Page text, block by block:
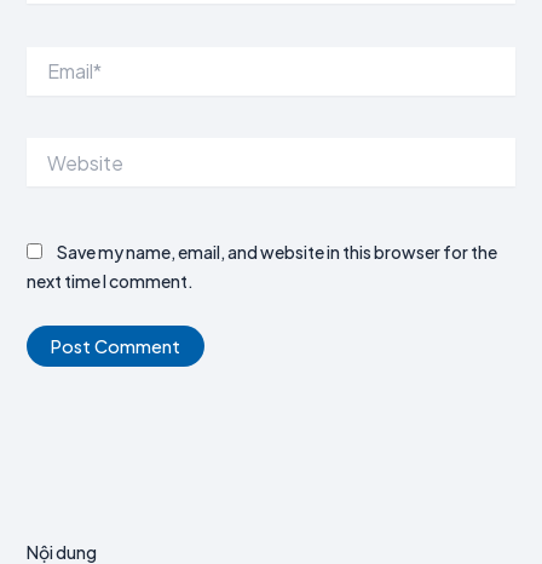
Save my name, email, and website in this browser for the
next time I comment.
Nội dung